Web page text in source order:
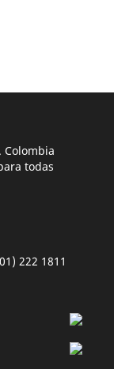
Colombia
todas
222 1811